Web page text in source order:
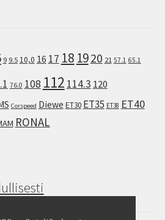
9 9.5 10,0 16 17 18 1920 21 57.1 65.1
76.0 108 112 114.3 120
Corspeed Diewe ET30 ET35 ET38 ET40
RONAL